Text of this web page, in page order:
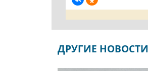
ДРУГИЕ НОВОСТИ